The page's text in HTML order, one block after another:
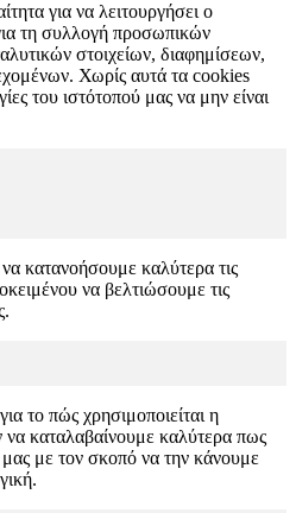
για να λειτουργήσει ο
τη συλλογή προσωπικών
στοιχείων, διαφημίσεων,
Χωρίς αυτά τα cookies
του ιστότοπού μας να μην είναι
κατανοήσουμε καλύτερα τις
να βελτιώσουμε τις
το πώς χρησιμοποιείται η
καταλαβαίνουμε καλύτερα πως
μας με τον σκοπό να την κάνουμε